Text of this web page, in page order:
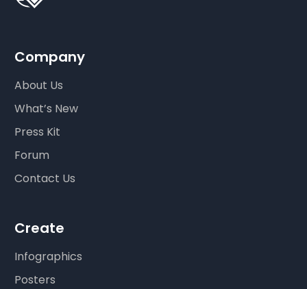
Company
About Us
What’s New
Press Kit
Forum
Contact Us
Create
Infographics
Posters